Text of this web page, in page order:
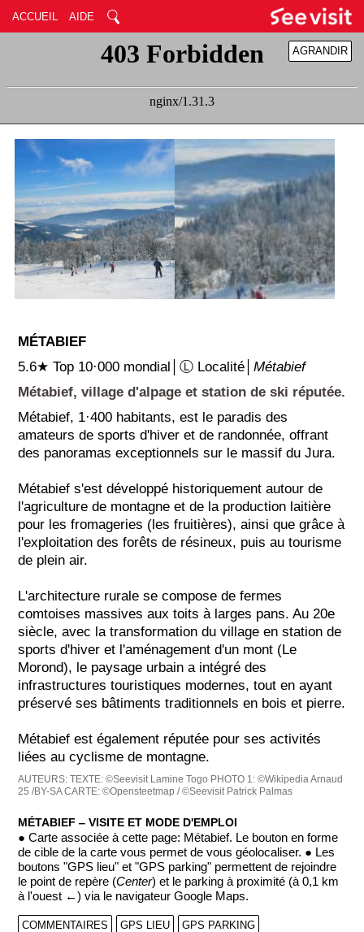
ACCUEIL AIDE
RÉDUIRE
AGRANDIR
MÉTABIEF
5.6★ Top 10·000 mondial│Ⓛ Localité│Métabief
Métabief, village d'alpage et station de ski réputée.
Métabief, 1·400 habitants, est le paradis des
amateurs de sports d'hiver et de randonnée, offrant
des panoramas exceptionnels sur le massif du Jura.
Métabief s'est développé historiquement autour de
l'agriculture de montagne et de la production laitière
pour les fromageries (les fruitières), ainsi que grâce à
l'exploitation des forêts de résineux, puis au tourisme
de plein air.
L'architecture rurale se compose de fermes
comtoises massives aux toits à larges pans. Au 20e
siècle, avec la transformation du village en station de
sports d'hiver et l'aménagement d'un mont (Le
Morond), le paysage urbain a intégré des
infrastructures touristiques modernes, tout en ayant
préservé ses bâtiments traditionnels en bois et pierre.
Métabief est également réputée pour ses activités
liées au cyclisme de montagne.
AUTEURS:TEXTE: ©Seevisit Lamine Togo PHOTO 1: ©Wikipedia Arnaud
25 /BY-SA CARTE: ©Opensteetmap / ©Seevisit Patrick Palmas
MÉTABIEF ‒ VISITE ET MODE D'EMPLOI
● Carte associée à cette page: Métabief. Le bouton en forme
de cible de la carte vous permet de vous géolocaliser. ● Les
boutons "GPS lieu" et "GPS parking" permettent de rejoindre
le point de repère (Center) et le parking à proximité (à 0,1 km
à l'ouest ←) via le navigateur Google Maps.
COMMENTAIRES GPS LIEU GPS PARKING